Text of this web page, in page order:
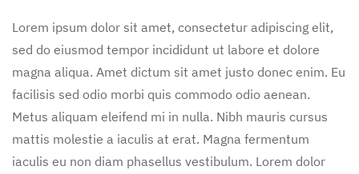
Lorem ipsum dolor sit amet, consectetur adipiscing elit,
sed do eiusmod tempor incididunt ut labore et dolore
magna aliqua. Amet dictum sit amet justo donec enim. Eu
facilisis sed odio morbi quis commodo odio aenean.
Metus aliquam eleifend mi in nulla. Nibh mauris cursus
mattis molestie a iaculis at erat. Magna fermentum
iaculis eu non diam phasellus vestibulum. Lorem dolor